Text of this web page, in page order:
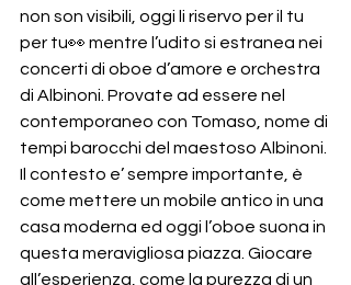
non son visibili, oggi li riservo per il tu
per tu👀 mentre l’udito si estranea nei
concerti di oboe d’amore e orchestra
di Albinoni. Provate ad essere nel
contemporaneo con Tomaso, nome di
tempi barocchi del maestoso Albinoni.
Il contesto e’ sempre importante, è
come mettere un mobile antico in una
casa moderna ed oggi l’oboe suona in
questa meravigliosa piazza. Giocare
all’esperienza, come la purezza di un